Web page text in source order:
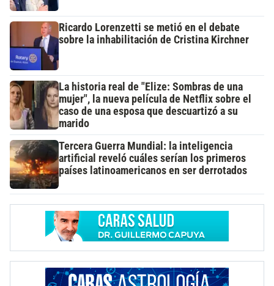
Ricardo Lorenzetti se metió en el debate
sobre la inhabilitación de Cristina Kirchner
La historia real de "Elize: Sombras de una
mujer", la nueva película de Netflix sobre el
caso de una esposa que descuartizó a su
marido
Tercera Guerra Mundial: la inteligencia
artificial reveló cuáles serían los primeros
países latinoamericanos en ser derrotados